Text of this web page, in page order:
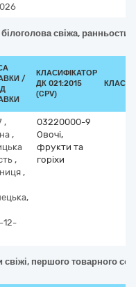
свіжа,
/
КЛАСИФІКАТОР
ДК 021:2015
(CPV)
,
,
,
,
12-
03220000-9
Овочі,
фрукти та
горіхи
свіжі, першого товарного